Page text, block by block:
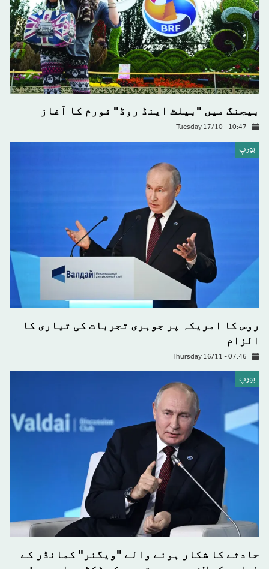
بیجنگ میں "بیلٹ اینڈ روڈ" فورم کا آغاز
Tuesday 17/10 - 10:47
يورپ
روس کا امریکہ پر جوہری تجربات کی تیاری کا
الزام
Thursday 16/11 - 07:46
يورپ
حادثے کا شکار ہونے والے "ویگنر" کمانڈر کے